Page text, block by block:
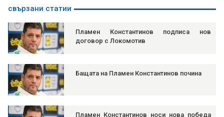
свързани статии
Пламен Константинов подписа нов
договор с Локомотив
Бащата на Пламен Константинов почина
Пламен Константинов носи нова победа